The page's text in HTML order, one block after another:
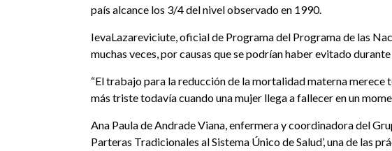
país alcance los 3/4 del nivel observado en 1990.
IevaLazareviciute, oficial de Programa del Programa de las
muchas veces, por causas que se podrían haber evitado
“El trabajo para la reducción de la mortalidad materna
más triste todavía cuando una mujer llega a fallecer en un
Ana Paula de Andrade Viana, enfermera y coordinadora del
Parteras Tradicionales al Sistema Único de Salud’, una de las